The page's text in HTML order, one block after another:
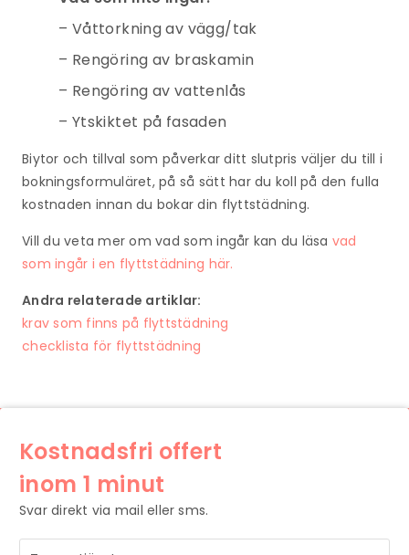
– Våttorkning av vägg/tak
– Rengöring av braskamin
– Rengöring av vattenlås
– Ytskiktet på fasaden
Biytor och tillval som påverkar ditt slutpris väljer du till i
bokningsformuläret, på så sätt har du koll på den fulla
kostnaden innan du bokar din flyttstädning.
Vill du veta mer om vad som ingår kan du läsa vad
som ingår i en flyttstädning här.
Andra relaterade artiklar:
krav som finns på flyttstädning
checklista för flyttstädning
Kostnadsfri offert
inom 1 minut
Svar direkt via mail eller sms.